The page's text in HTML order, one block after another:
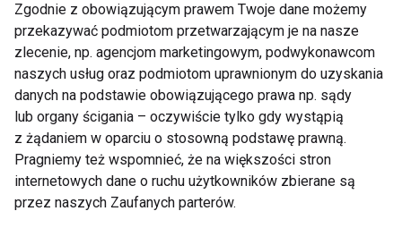
ćwiczenia pilates
Zgodnie z obowiązującym prawem Twoje dane możemy
przekazywać podmiotom przetwarzającym je na nasze
zlecenie, np. agencjom marketingowym, podwykonawcom
naszych usług oraz podmiotom uprawnionym do uzyskania
danych na podstawie obowiązującego prawa np. sądy
lub organy ścigania – oczywiście tylko gdy wystąpią
z żądaniem w oparciu o stosowną podstawę prawną.
Pragniemy też wspomnieć, że na większości stron
internetowych dane o ruchu użytkowników zbierane są
przez naszych Zaufanych parterów.